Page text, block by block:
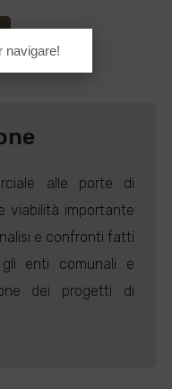
alle porte di
viabilità importante
e confronti fatti
enti comunali e
dei progetti di
navigare!